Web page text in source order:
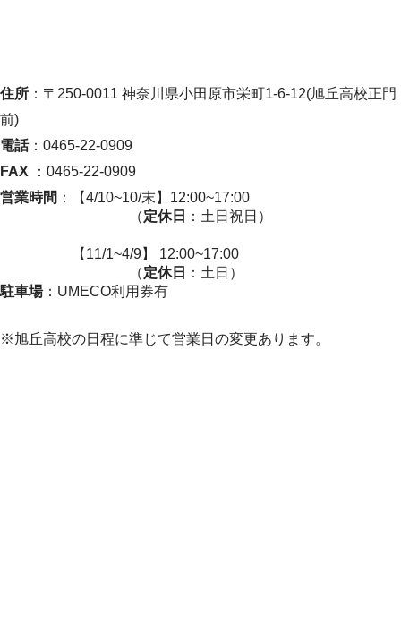
住所 ：〒250-0011 神奈川県小田原市栄町1-6-12(旭丘高校正門
前)
電話：0465-22-0909
FAX ：0465-22-0909
営業時間 ：【4/10~10/末】12:00~17:00
（定休日 ：土日祝日）
【11/1~4/9】 12:00~17:00
（定休日
：土日）
駐車場：UMECO利用券有
※旭丘高校の日程に準じて営業日の変更あります。